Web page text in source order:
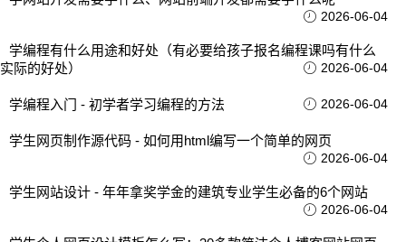
2026-06-04
学编程有什么用途和好处（有必要给孩子报名编程课吗有什么
实际的好处）
2026-06-04
学编程入门 - 初学者学习编程的方法 2026-06-04
学生网页制作源代码 - 如何用html编写一个简单的网页
2026-06-04
学生网站设计 - 年年拿奖学金的建筑专业学生必备的6个网站
2026-06-04